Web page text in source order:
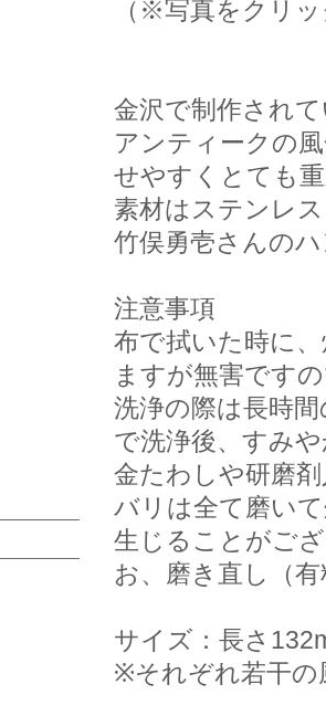
（※写真をクリ
金沢で制作され
アンティークの
せやすくとても
素材はステンレ
竹俣勇壱さんの
注意事項
布で拭いた時に
ますが無害です
洗浄の際は長時
で洗浄後、すみ
金たわしや研磨
バリは全て磨い
生じることがご
お、磨き直し（
サイズ：長さ
※それぞれ若干の